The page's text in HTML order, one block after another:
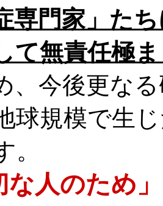
専門家」た
て無責任極
、今後更な
球規模で生
。
な人のため